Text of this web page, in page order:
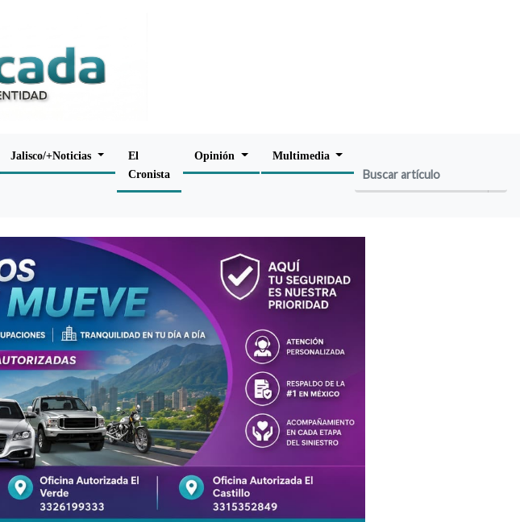
Jalisco/+Noticias
El
Cronista
Opinión Multimedia